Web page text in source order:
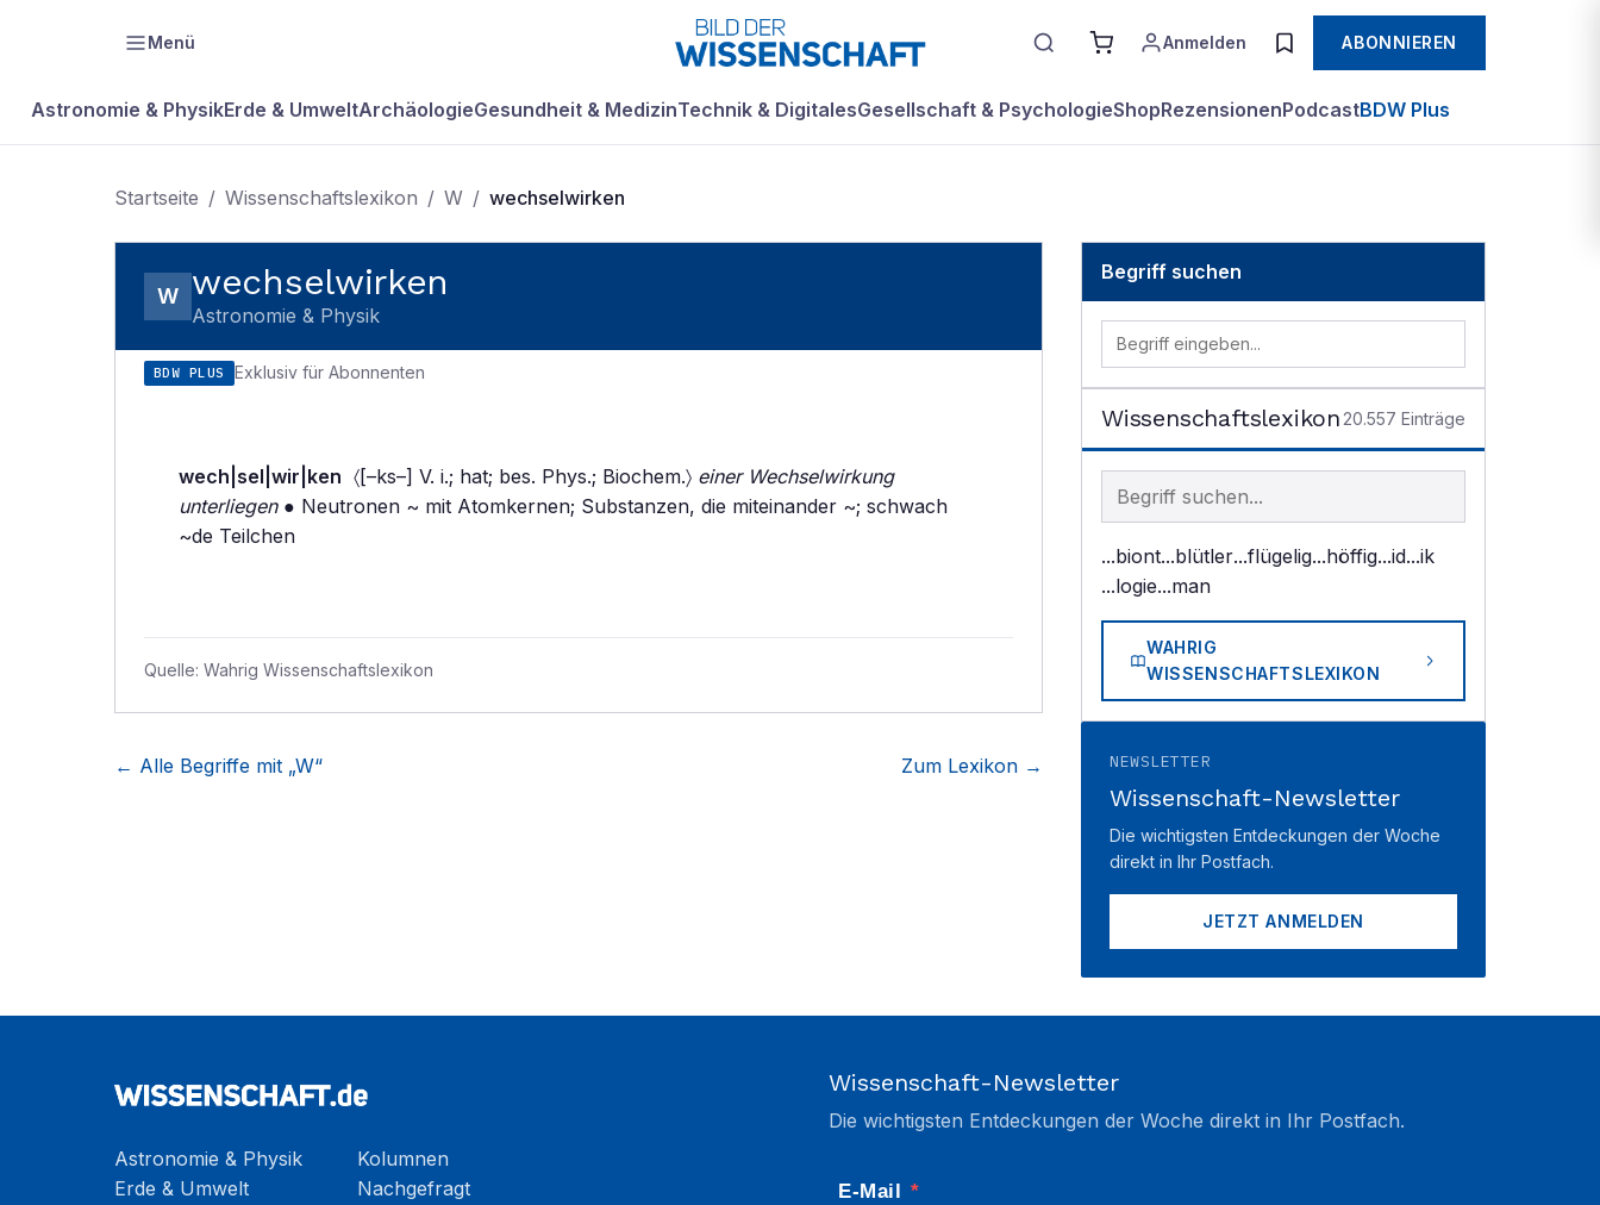
Menü Anmelden ABONNIEREN
Astronomie & PhysikErde & UmweltArchäologieGesundheit & MedizinTechnik & DigitalesGesellschaft & PsychologieShopRezensionenPodcastBDW Plus
Startseite / Wissenschaftslexikon / W / wechselwirken
W wechselwirken
Astronomie & Physik
BDW PLUS Exklusiv für Abonnenten
wech|sel|wir|ken 〈[–ks–] V. i.; hat; bes. Phys.; Biochem.〉 einer Wechselwirkung
unterliegen● Neutronen ~ mit Atomkernen; Substanzen, die miteinander ~; schwach
~de Teilchen
Quelle: Wahrig Wissenschaftslexikon
← Alle Begriffe mit „W“ Zum Lexikon →
Begriff suchen
Wissenschaftslexikon 20.557 Einträge
Begriff im Lexikon suchen
...biont...blütler...flügelig...höffig...id...ik
...logie...man
WAHRIG
WISSENSCHAFTSLEXIKON
NEWSLETTER
Wissenschaft-Newsletter
Die wichtigsten Entdeckungen der Woche
direkt in Ihr Postfach.
JETZT ANMELDEN
Astronomie & Physik
Erde & Umwelt
Kolumnen
Nachgefragt
Wissenschaft-Newsletter
Die wichtigsten Entdeckungen der Woche direkt in Ihr Postfach.